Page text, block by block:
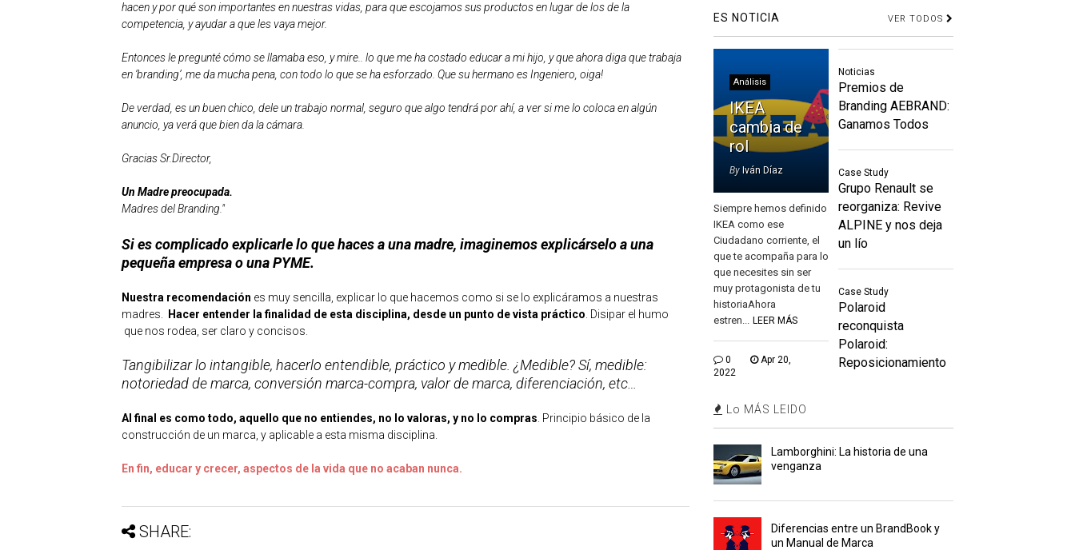
hacen y por qué son importantes en nuestras vidas, para que escojamos sus productos en lugar de los de la
competencia, y ayudar a que les vaya mejor.
Entonces le pregunté cómo se llamaba eso, y mire.. lo que me ha costado educar a mi hijo, y que ahora diga que trabaja
en ‘branding’, me da mucha pena, con todo lo que se ha esforzado. Que su hermano es Ingeniero, oiga!
De verdad, es un buen chico, dele un trabajo normal, seguro que algo tendrá por ahí, a ver si me lo coloca en algún
anuncio, ya verá que bien da la cámara.
Gracias Sr.Director,
Un Madre preocupada.
Madres del Branding."
Si es complicado explicarle lo que haces a una madre, imaginemos explicárselo a una
pequeña empresa o una PYME.
Nuestra recomendación es muy sencilla, explicar lo que hacemos como si se lo explicáramos a nuestras
madres. Hacer entender la finalidad de esta disciplina, desde un punto de vista práctico . Disipar el humo
que nos rodea, ser claro y concisos.
Tangibilizar lo intangible, hacerlo entendible, práctico y medible. ¿Medible? Sí, medible:
notoriedad de marca, conversión marca-compra, valor de marca, diferenciación, etc…
Al final es como todo, aquello que no entiendes, no lo valoras, y no lo compras . Principio básico de la
construcción de un marca, y aplicable a esta misma disciplina.
En fin, educar y crecer, aspectos de la vida que no acaban nunca.
SHARE:
ES NOTICIA VER TODOS
Análisis
IKEA
cambia de
rol
By Iván Díaz
Siempre hemos definido
IKEA como ese
Ciudadano corriente, el
que te acompaña para lo
que necesites sin ser
muy protagonista de tu
historiaAhora
estren...
LEER MÁS
0
Apr 20,
2022
Noticias
Premios de
Branding AEBRAND:
Ganamos Todos
Case Study
Grupo Renault se
reorganiza: Revive
ALPINE y nos deja
un lío
Case Study
Polaroid
reconquista
Polaroid:
Reposicionamiento
Lo MÁS LEIDO
Lamborghini: La historia de una
venganza
Diferencias entre un BrandBook y
un Manual de Marca